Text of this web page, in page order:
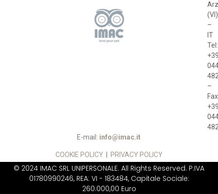
(VI)
–
IT
–
E-mail: info@imac.it
COOKIE POLICY PRIVACY POLICY
© 2024 IMAC SRL UNIPERSONALE. All Rights Reserved. P.IVA
01780990246, REA: VI - 183484, Capitale Sociale:
260.000,00 Euro